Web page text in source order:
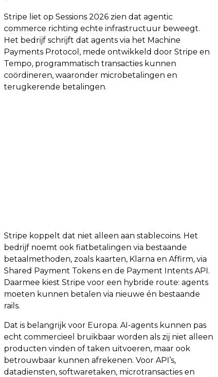
Stripe liet op Sessions 2026 zien dat agentic
commerce richting echte infrastructuur beweegt.
Het bedrijf schrijft dat agents via het Machine
Payments Protocol, mede ontwikkeld door Stripe en
Tempo, programmatisch transacties kunnen
coördineren, waaronder microbetalingen en
terugkerende betalingen.
Stripe koppelt dat niet alleen aan stablecoins. Het
bedrijf noemt ook fiatbetalingen via bestaande
betaalmethoden, zoals kaarten, Klarna en Affirm, via
Shared Payment Tokens en de Payment Intents API.
Daarmee kiest Stripe voor een hybride route: agents
moeten kunnen betalen via nieuwe én bestaande
rails.
Dat is belangrijk voor Europa. AI-agents kunnen pas
echt commercieel bruikbaar worden als zij niet alleen
producten vinden of taken uitvoeren, maar ook
betrouwbaar kunnen afrekenen. Voor API’s,
datadiensten, softwaretaken, microtransacties en